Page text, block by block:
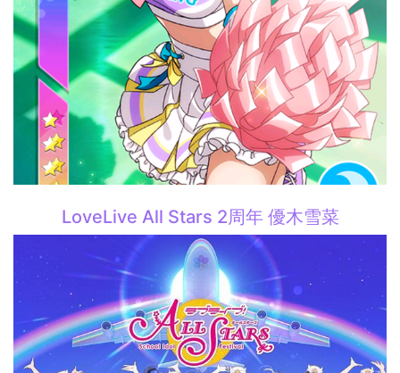
LoveLive All Stars 2周年 優木雪菜